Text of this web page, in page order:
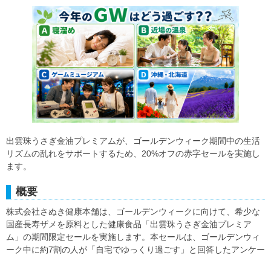
出雲珠うさぎ金油プレミアムが、ゴールデンウィーク期間中の生活
リズムの乱れをサポートするため、20%オフの赤字セールを実施し
ます。
概要
株式会社さぬき健康本舗は、ゴールデンウィークに向けて、希少な
国産長寿ザメを原料とした健康食品「出雲珠うさぎ金油プレミア
ム」の期間限定セールを実施します。本セールは、ゴールデンウィ
ーク中に約7割の人が「自宅でゆっくり過ごす」と回答したアンケー